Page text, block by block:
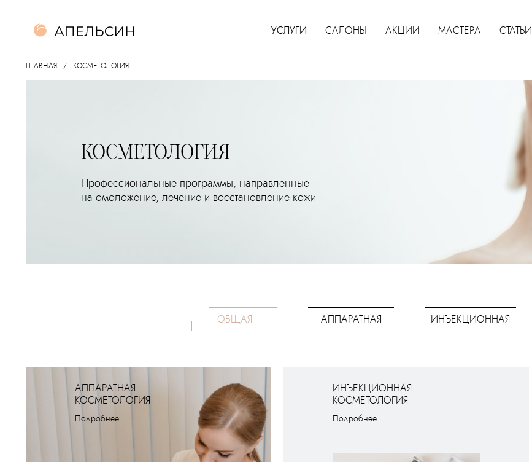
УСЛУГИ САЛОНЫ АКЦИИ МАСТЕРА СТАТЬИ
ГЛАВНАЯ КОСМЕТОЛОГИЯ
КОСМЕТОЛОГИЯ
Профессиональные программы, направленные
на омоложение, лечение и восстановление кожи
ОБЩАЯ АППАРАТНАЯ ИНЪЕКЦИОННАЯ
АППАРАТНАЯ
КОСМЕТОЛОГИЯ
Подробнее
ИНЪЕКЦИОННАЯ
КОСМЕТОЛОГИЯ
Подробнее